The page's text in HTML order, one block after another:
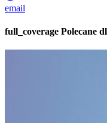
email
full_coverage Polecane